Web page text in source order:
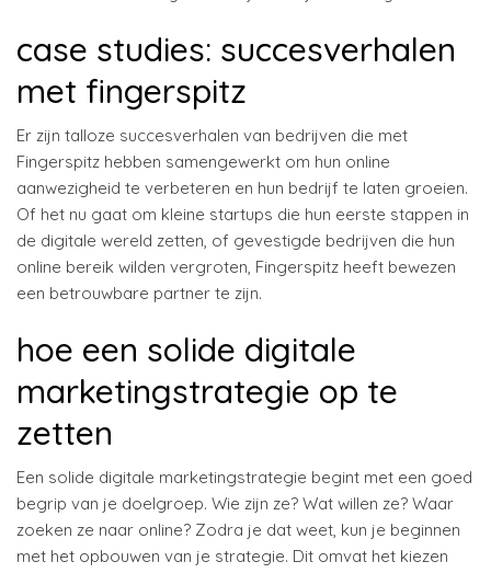
case studies: succesverhalen
met fingerspitz
Er zijn talloze succesverhalen van bedrijven die met
Fingerspitz hebben samengewerkt om hun online
aanwezigheid te verbeteren en hun bedrijf te laten groeien.
Of het nu gaat om kleine startups die hun eerste stappen in
de digitale wereld zetten, of gevestigde bedrijven die hun
online bereik wilden vergroten, Fingerspitz heeft bewezen
een betrouwbare partner te zijn.
hoe een solide digitale
marketingstrategie op te
zetten
Een solide digitale marketingstrategie begint met een goed
begrip van je doelgroep. Wie zijn ze? Wat willen ze? Waar
zoeken ze naar online? Zodra je dat weet, kun je beginnen
met het opbouwen van je strategie. Dit omvat het kiezen